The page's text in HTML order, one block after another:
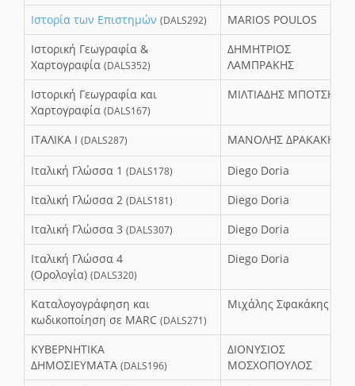
Ιστορία των Επιστημών (DALS292)
MARIOS POULOS
Ιστορική Γεωγραφία &
Χαρτογραφία (DALS352)
ΔΗΜΗΤΡΙΟΣ
ΛΑΜΠΡΑΚΗΣ
Ιστορική Γεωγραφία και
Χαρτογραφία (DALS167)
ΜΙΛΤΙΑΔΗΣ ΜΠΟΤΣΗΣ
ΙΤΑΛΙΚΑ Ι (DALS287) ΜΑΝΟΛΗΣ ΔΡΑΚΑΚΗΣ
Ιταλική Γλώσσα 1 (DALS178)
Diego Doria
Ιταλική Γλώσσα 2 (DALS181)
Diego Doria
Ιταλική Γλώσσα 3 (DALS307)
Diego Doria
Ιταλική Γλώσσα 4
(Ορολογία) (DALS320)
Diego Doria
Καταλογογράφηση και
κωδικοποίηση σε MARC (DALS271)
Μιχάλης Σφακάκης
ΚΥΒΕΡΝΗΤΙΚΑ
ΔΗΜΟΣΙΕΥΜΑΤΑ (DALS196)
ΔΙΟΝΥΣΙΟΣ
ΜΟΣΧΟΠΟΥΛΟΣ